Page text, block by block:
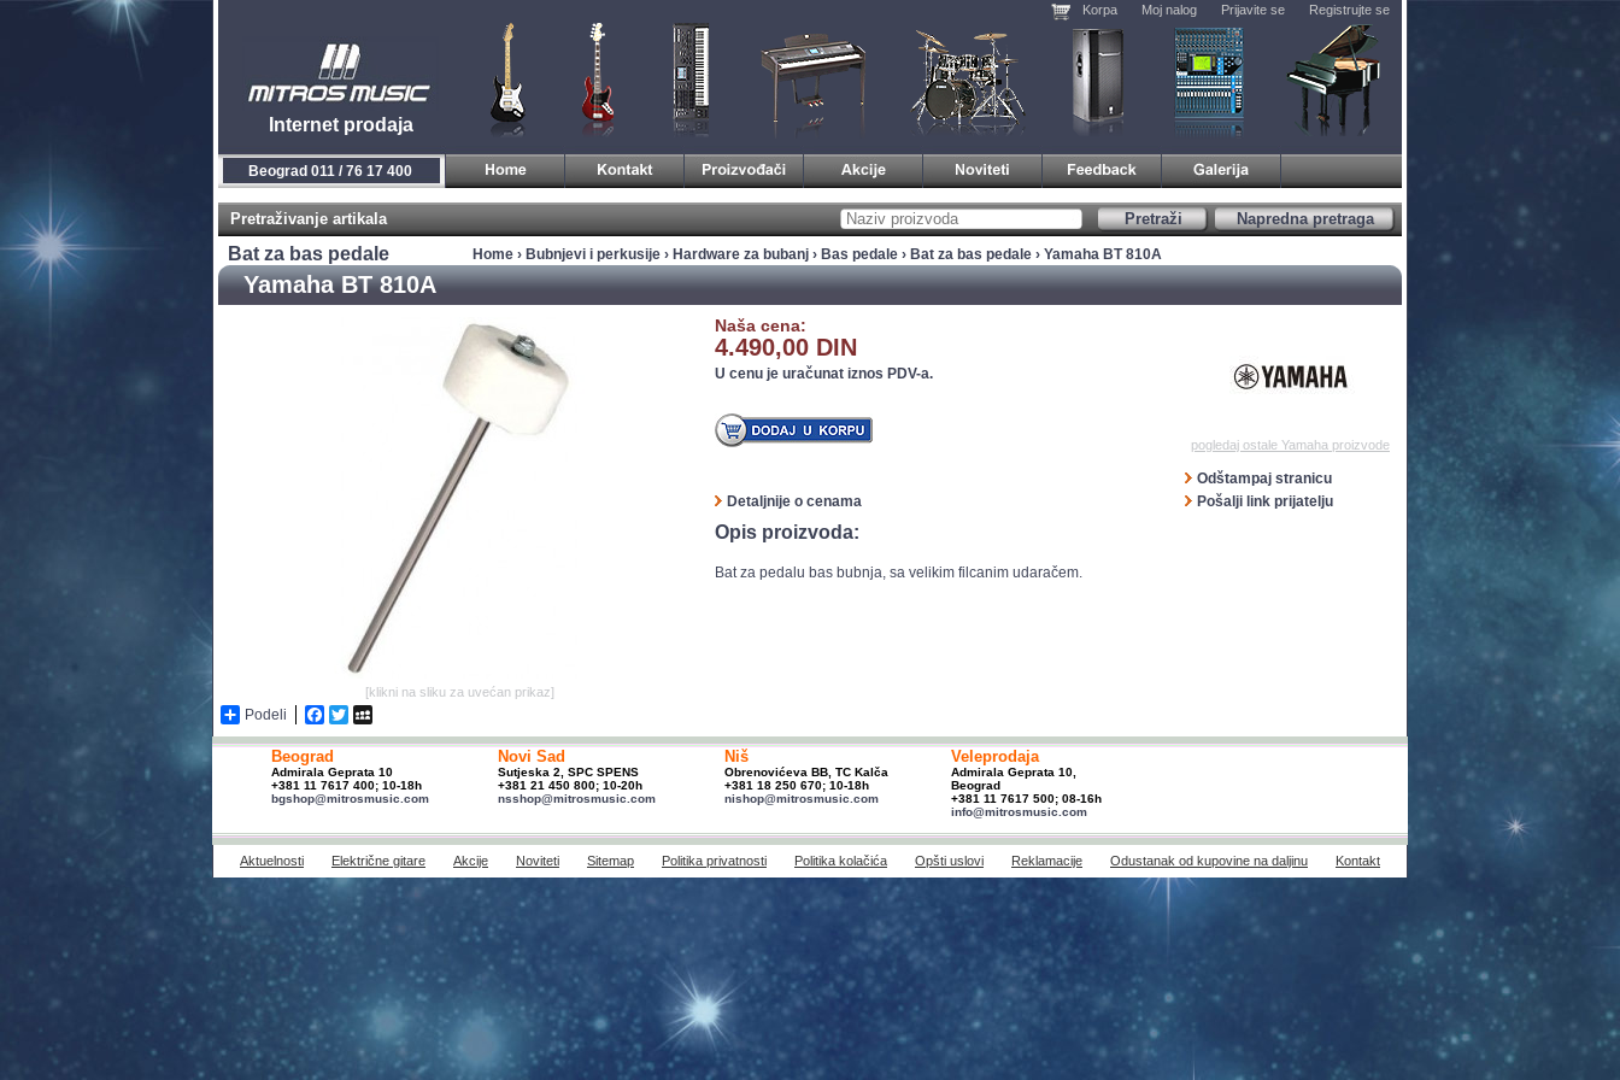
Internet prodaja
Korpa Moj nalog Prijavite se Registrujte se
Beograd 011 / 76 17 400
Pretraživanje artikala Napredna pretraga
Pretraži
Bat za bas pedale Home › Bubnjevi i perkusije › Hardware za bubanj › Bas pedale › Bat za bas pedale › Yamaha BT 810A
Yamaha BT 810A
[klikni na sliku za uvećan prikaz]
Podeli Facebook
Twitter
Naša cena:
4.490,00 DIN
U cenu je uračunat iznos PDV-a.
pogledaj ostale Yamaha proizvode
Odštampaj stranicu
Detaljnije o cenama
Pošalji link prijatelju
Opis proizvoda:
Bat za pedalu bas bubnja, sa velikim filcanim udaračem.
Beograd
Admirala Geprata 10
+381 11 7617 400; 10-18h
bgshop@mitrosmusic.com
Novi Sad
Sutjeska 2, SPC SPENS
+381 21 450 800; 10-20h
nsshop@mitrosmusic.com
Niš
Obrenovićeva BB, TC Kalča
+381 18 250 670; 10-18h
nishop@mitrosmusic.com
Veleprodaja
Admirala Geprata 10,
Beograd
+381 11 7617 500; 08-16h
info@mitrosmusic.com
Aktuelnosti Električne gitare Akcije Noviteti Sitemap Politika privatnosti Politika kolačića Opšti uslovi Reklamacije Odustanak od kupovine na daljinu Kontakt